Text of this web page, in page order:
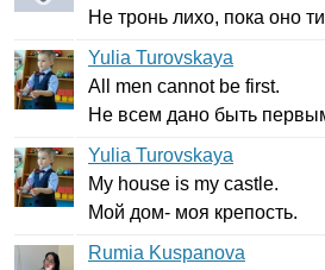
Не тронь лихо, пока оно
Yulia Turovskaya
All
men cannot be first.
Не всем дано быть
Yulia Turovskaya
My house is my castle.
Мой дом- моя крепость.
Rumia Kuspanova